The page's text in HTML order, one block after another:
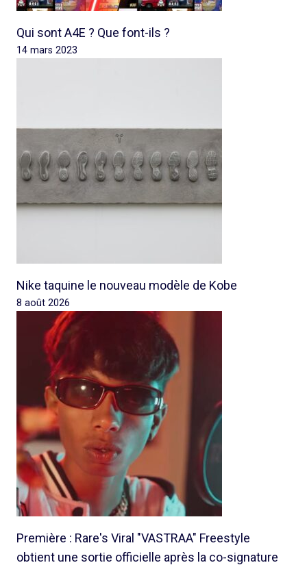
Qui sont A4E ? Que font-ils ?
14 mars 2023
Nike taquine le nouveau modèle de Kobe
8 août 2026
Première : Rare's Viral "VASTRAA" Freestyle
obtient une sortie officielle après la co-signature